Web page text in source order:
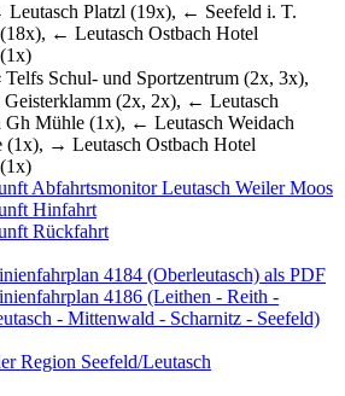
Platzl (19x), ← Seefeld i. T.
← Leutasch Ostbach Hotel
Schul- und Sportzentrum (2x, 3x),
(2x, 2x), ← Leutasch
Gh Mühle (1x), ← Leutasch Weidach
(1x), → Leutasch Ostbach Hotel
Abfahrtsmonitor Leutasch Weiler Moos
Hinfahrt
Rückfahrt
4184 (Oberleutasch) als PDF
4186 (Leithen - Reith -
- Mittenwald - Scharnitz - Seefeld)
Region Seefeld/Leutasch